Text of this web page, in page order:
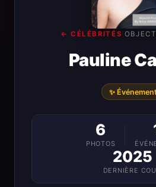
← CÉLÉBRITÉS·
Pauline
✨
6
PHOTOS
2025
DERNIÈRE